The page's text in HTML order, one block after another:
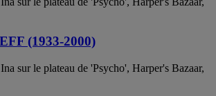
(1933-2000)
sur le plateau de 'Psycho', Harper's Bazaar,